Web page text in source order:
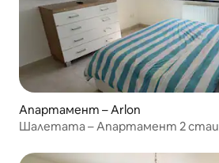
Апартамент – Arlon
Шалетата – Апартамент 2 стаи